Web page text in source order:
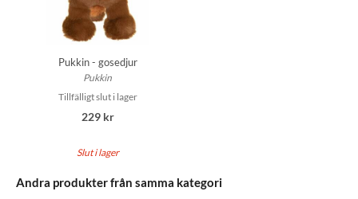
Pukkin - gosedjur
Pukkin
Tillfälligt slut i lager
229 kr
Slut i lager
Andra produkter från samma kategori